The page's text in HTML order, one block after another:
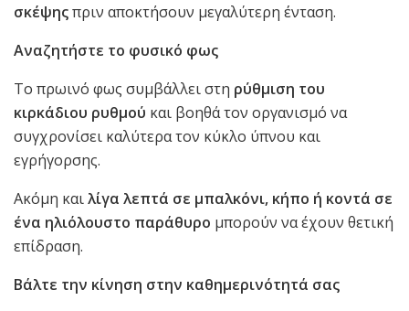
σκέψηςπριν αποκτήσουν μεγαλύτερη ένταση.
Αναζητήστε το φυσικό φως
Το πρωινό φως συμβάλλει στη ρύθμιση του
κιρκάδιου ρυθμού και βοηθά τον οργανισμό να
συγχρονίσει καλύτερα τον κύκλο ύπνου και
εγρήγορσης.
Ακόμη καιλίγα λεπτά σε μπαλκόνι, κήπο ή κοντά σε
ένα ηλιόλουστο παράθυρο μπορούν να έχουν θετική
επίδραση.
Βάλτε την κίνηση στην καθημερινότητά σας